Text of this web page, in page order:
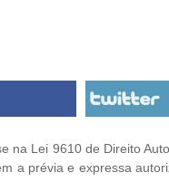
na Lei 9610 de Direito
a prévia e expressa